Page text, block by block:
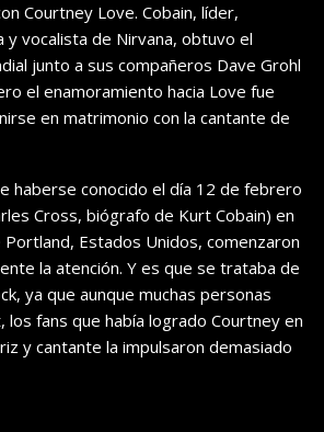
Courtney Love. Cobain, líder,
vocalista de Nirvana, obtuvo el
junto a sus compañeros Dave Grohl
el enamoramiento hacia Love fue
en matrimonio con la cantante de
haberse conocido el día 12 de febrero
Cross, biógrafo de Kurt Cobain) en
Portland, Estados Unidos, comenzaron
la atención. Y es que se trataba de
ya que aunque muchas personas
los fans que había logrado Courtney en
y cantante la impulsaron demasiado